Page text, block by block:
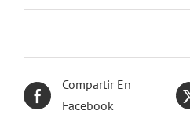
Compartir En
Facebook